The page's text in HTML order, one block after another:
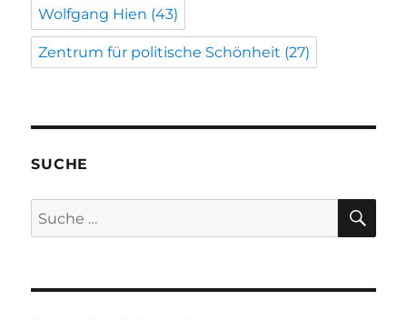
Wolfgang Hien (43)
Zentrum für politische Schönheit (27)
SUCHE
Suche
nach: